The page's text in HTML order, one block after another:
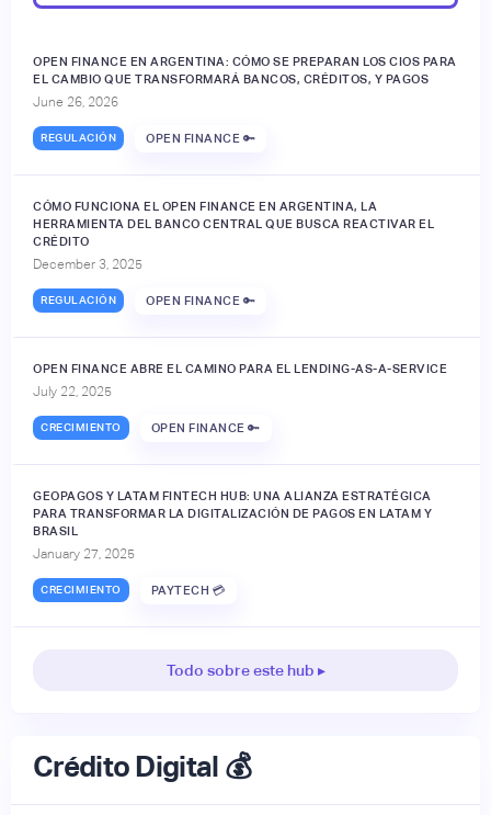
OPEN FINANCE EN ARGENTINA: CÓMO SE PREPARAN LOS CIOS PARA
EL CAMBIO QUE TRANSFORMARÁ BANCOS, CRÉDITOS, Y PAGOS
June 26, 2026
REGULACIÓN OPEN FINANCE 🔑
CÓMO FUNCIONA EL OPEN FINANCE EN ARGENTINA, LA
HERRAMIENTA DEL BANCO CENTRAL QUE BUSCA REACTIVAR EL
CRÉDITO
December 3, 2025
REGULACIÓN OPEN FINANCE 🔑
OPEN FINANCE ABRE EL CAMINO PARA EL LENDING-AS-A-SERVICE
July 22, 2025
CRECIMIENTO OPEN FINANCE 🔑
GEOPAGOS Y LATAM FINTECH HUB: UNA ALIANZA ESTRATÉGICA
PARA TRANSFORMAR LA DIGITALIZACIÓN DE PAGOS EN LATAM Y
BRASIL
January 27, 2025
CRECIMIENTO PAYTECH 💳
Todo sobre este hub ▸
Crédito Digital 💰